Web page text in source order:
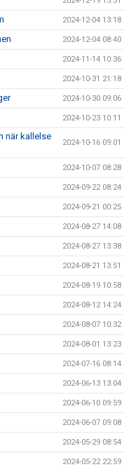
2024-12-04 13:18
2024-12-04 08:40
2024-11-14 10:36
2024-10-31 21:18
2024-10-30 09:06
2024-10-23 10:11
när kallelse
2024-10-16 09:01
2024-10-07 08:28
2024-09-22 08:24
2024-09-21 00:25
2024-08-27 14:08
2024-08-27 13:38
2024-08-21 13:51
2024-08-19 10:58
2024-08-12 14:24
2024-08-07 10:32
2024-08-01 13:23
2024-07-16 08:14
2024-06-13 13:04
2024-06-10 09:59
2024-06-07 09:08
2024-05-29 08:54
2024-05-22 22:59